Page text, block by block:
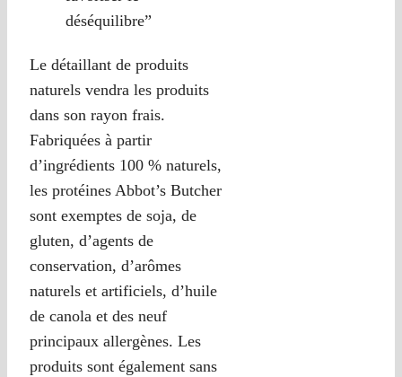
déséquilibre”
Le détaillant de produits
naturels vendra les produits
dans son rayon frais.
Fabriquées à partir
d’ingrédients 100 % naturels,
les protéines Abbot’s Butcher
sont exemptes de soja, de
gluten, d’agents de
conservation, d’arômes
naturels et artificiels, d’huile
de canola et des neuf
principaux allergènes. Les
produits sont également sans